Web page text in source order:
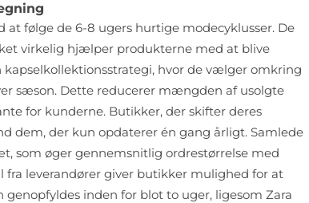
følge de 6-8 ugers hurtige modecyklusser. De
virkelig hjælper produkterne med at blive
hvor de vælger omkring
sæson. Dette reducerer mængden af usolgte
for kunderne. Butikker, der skifter deres
dem, der kun opdaterer én gang årligt. Samlede
som øger gennemsnitlig ordrestørrelse med
fra leverandører giver butikker mulighed for at
inden for blot to uger, ligesom Zara